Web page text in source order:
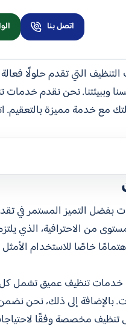
اتصل بنا
التي تقدم حلولًا
وببيئتنا. نحن نقدم
التميز المستمر في
من الاحترافية، الذي
خاصًا للاستخدام الأمثل
خدمات تنظيف عميق تشمل كل
بالإضافة إلى ذلك، نحن
تنظيف مخصصة وفقًا